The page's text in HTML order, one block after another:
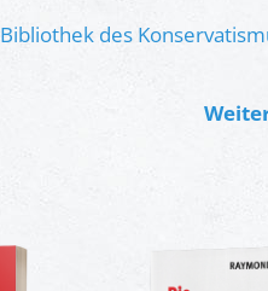
Bibliothek des